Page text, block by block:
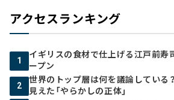
アクセスランキング
1
イギリスの食材で仕上げる江戸前寿
ープン
2
世界のトップ層は何を議論してい
見えた「やらかしの正体」